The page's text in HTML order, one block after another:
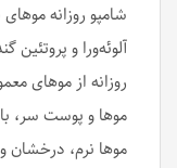
شامپو روزانه
آلوئه‌ورا و
روزانه از موهای
موها و پوست سر،
موها نرم، درخشان